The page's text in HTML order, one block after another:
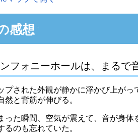
感想 †
フォニーホールは、まるで
プされた外観が静かに浮かび上が
然と背筋が伸びる。
った瞬間、空気が震えて、音が身
るのも忘れていた。